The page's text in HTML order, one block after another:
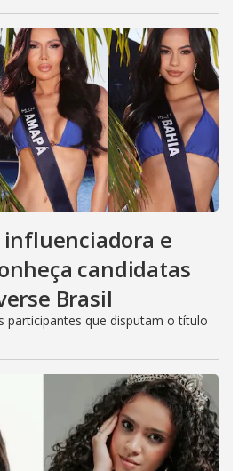
influenciadora e
candidatas
Brasil
participantes que disputam o título